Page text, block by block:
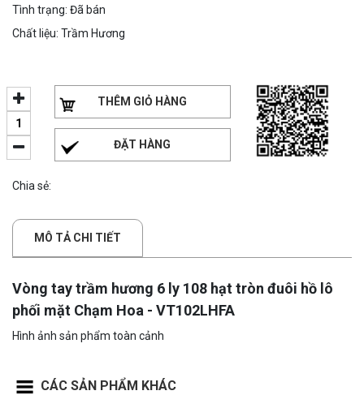
Tình trạng: Đã bán
Chất liệu: Trầm Hương
THÊM GIỎ HÀNG
ĐẶT HÀNG
Chia sẻ:
MÔ TẢ CHI TIẾT
Vòng tay trầm hương 6 ly 108 hạt tròn đuôi hồ lô
phối mặt Chạm Hoa - VT102LHFA
Hình ảnh sản phẩm toàn cảnh
CÁC SẢN PHẨM KHÁC